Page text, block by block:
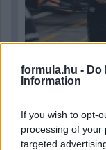
formula.hu - Do
Information
If you wish to opt-
processing of your
targeted